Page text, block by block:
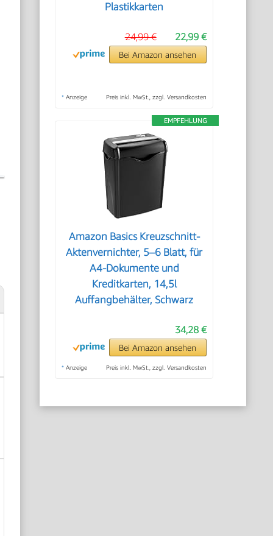
Plastikkarten
22,99 €
24,99 €
Bei Amazon ansehen
* Anzeige Preis inkl. MwSt., zzgl. Versandkosten
EMPFEHLUNG
Amazon Basics Kreuzschnitt-
Aktenvernichter, 5–6 Blatt, für
A4-Dokumente und
Kreditkarten, 14,5l
Auffangbehälter, Schwarz
34,28 €
Bei Amazon ansehen
* Anzeige Preis inkl. MwSt., zzgl. Versandkosten